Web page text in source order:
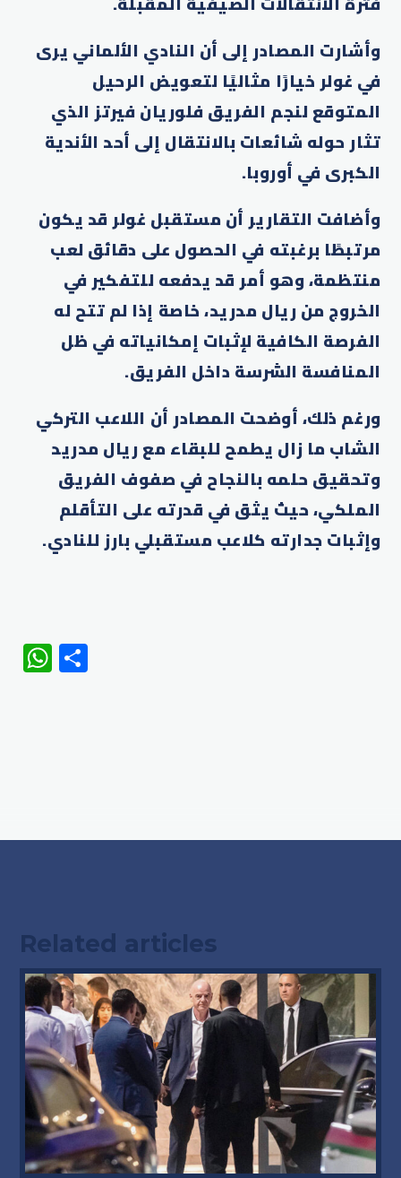
وأشارت المصادر إلى أن النادي الألماني يرى
في غولر خيارًا مثاليًا لتعويض الرحيل
المتوقع لنجم الفريق ​فلوريان فيرتز الذي
تثار حوله شائعات بالانتقال إلى أحد الأندية
الكبرى في أوروبا.
وأضافت التقارير أن مستقبل غولر قد يكون
مرتبطًا برغبته في الحصول على دقائق لعب
منتظمة، وهو أمر قد يدفعه للتفكير في
الخروج من ريال مدريد، خاصة إذا لم تتح له
الفرصة الكافية لإثبات إمكانياته في ظل
المنافسة الشرسة داخل الفريق.
ورغم ذلك، أوضحت المصادر أن اللاعب التركي
الشاب ما زال يطمح للبقاء مع ريال مدريد
وتحقيق حلمه بالنجاح في صفوف الفريق
الملكي، حيث يثق في قدرته على التأقلم
وإثبات جدارته كلاعب مستقبلي بارز للنادي.
WhatsApp
Related articles